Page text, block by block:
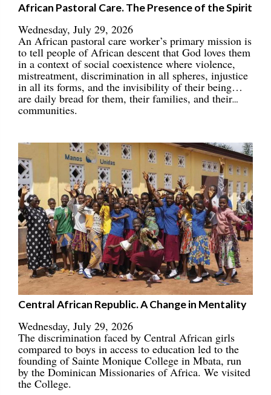
African Pastoral Care. The Presence of the Spirit
Wednesday, July 29, 2026
An African pastoral care worker’s primary mission is
to tell people of African descent that God loves them
in a context of social coexistence where violence,
mistreatment, discrimination in all spheres, injustice
in all its forms, and the invisibility of their being…
are daily bread for them, their families, and their
communities.
Central African Republic. A Change in Mentality
Wednesday, July 29, 2026
The discrimination faced by Central African girls
compared to boys in access to education led to the
founding of Sainte Monique College in Mbata, run
by the Dominican Missionaries of Africa. We visited
the College.